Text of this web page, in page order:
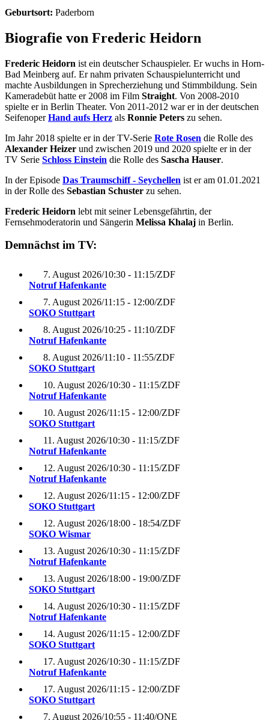
Geburtsort: Paderborn
Biografie von Frederic Heidorn
Frederic Heidorn ist ein deutscher Schauspieler. Er wuchs in Horn-
Bad Meinberg auf. Er nahm privaten Schauspielunterricht und
machte Ausbildungen in Sprecherziehung und Stimmbildung. Sein
Kameradebüt hatte er 2008 im Film Straight. Von 2008-2010
spielte er in Berlin Theater. Von 2011-2012 war er in der deutschen
SeifenoperHand aufs Herz als Ronnie Peters zu sehen.
Im Jahr 2018 spielte er in der TV-Serie Rote Rosen die Rolle des
Alexander Heizer und zwischen 2019 und 2020 spielte er in der
TV Serie Schloss Einstein die Rolle des Sascha Hauser.
In der Episode Das Traumschiff - Seychellen ist er am 01.01.2021
in der Rolle des Sebastian Schuster zu sehen.
Frederic Heidorn lebt mit seiner Lebensgefährtin, der
Fernsehmoderatorin und Sängerin Melissa Khalaj in Berlin.
Demnächst im TV:
7. August 2026/10:30 - 11:15/ZDF
Notruf Hafenkante
7. August 2026/11:15 - 12:00/ZDF
SOKO Stuttgart
8. August 2026/10:25 - 11:10/ZDF
Notruf Hafenkante
8. August 2026/11:10 - 11:55/ZDF
SOKO Stuttgart
10. August 2026/10:30 - 11:15/ZDF
Notruf Hafenkante
10. August 2026/11:15 - 12:00/ZDF
SOKO Stuttgart
11. August 2026/10:30 - 11:15/ZDF
Notruf Hafenkante
12. August 2026/10:30 - 11:15/ZDF
Notruf Hafenkante
12. August 2026/11:15 - 12:00/ZDF
SOKO Stuttgart
12. August 2026/18:00 - 18:54/ZDF
SOKO Wismar
13. August 2026/10:30 - 11:15/ZDF
Notruf Hafenkante
13. August 2026/18:00 - 19:00/ZDF
SOKO Stuttgart
14. August 2026/10:30 - 11:15/ZDF
Notruf Hafenkante
14. August 2026/11:15 - 12:00/ZDF
SOKO Stuttgart
17. August 2026/10:30 - 11:15/ZDF
Notruf Hafenkante
17. August 2026/11:15 - 12:00/ZDF
SOKO Stuttgart
7. August 2026/10:55 - 11:40/ONE